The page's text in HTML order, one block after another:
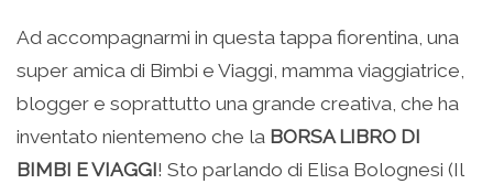
Ad accompagnarmi in questa tappa fiorentina, una
super amica di Bimbi e Viaggi, mamma viaggiatrice,
blogger e soprattutto una grande creativa, che ha
inventato nientemeno che la BORSA LIBRO DI
BIMBI E VIAGGI! Sto parlando di Elisa Bolognesi (Il